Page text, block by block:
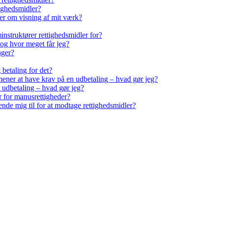
om visning af mit værk?
rettighedsmidler for?
hvor meget får jeg?
for det?
at have krav på en udbetaling – hvad gør jeg?
– hvad gør jeg?
manusrettigheder?
mig til for at modtage rettighedsmidler?